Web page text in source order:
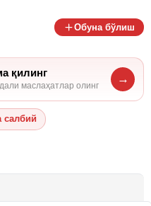
Обуна бўлиш
қилинг
маслаҳатлар олинг
→
салбий